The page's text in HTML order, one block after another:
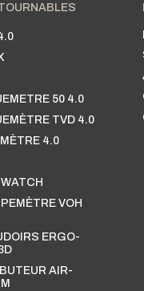
50 4.0
TVD 4.0
4.0
VOH
ERGO-
AIR-